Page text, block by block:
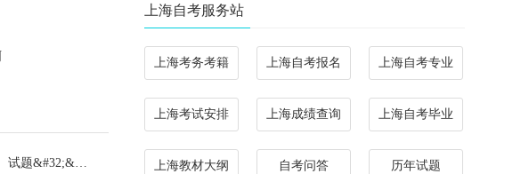
全国2024年4月自学考试经济法概论（财经类）试题&#32;&#32;
上海自考服务站
上海考务考籍 上海自考报名 上海自考专业
上海考试安排 上海成绩查询 上海自考毕业
上海教材大纲 自考问答 历年试题